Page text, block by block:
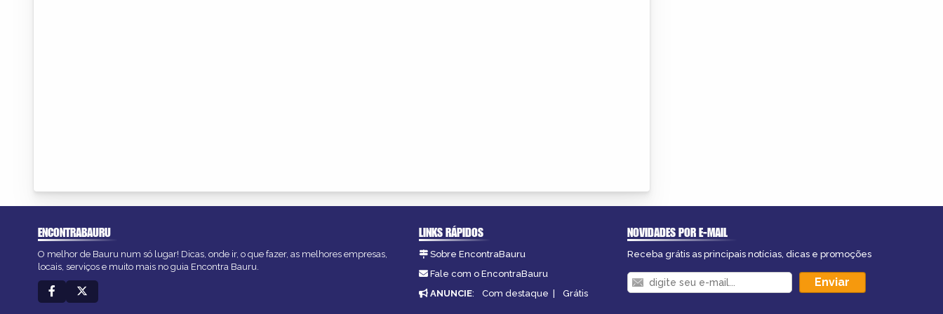
ENCONTRABAURU
O melhor de Bauru num só lugar! Dicas, onde ir, o que fazer, as melhores empresas,
locais, serviços e muito mais no guia Encontra Bauru.
LINKS RÁPIDOS
Sobre EncontraBauru
Fale com o EncontraBauru
ANUNCIE: Com destaque | Grátis
NOVIDADES POR E-MAIL
Receba grátis as principais notícias, dicas e promoções